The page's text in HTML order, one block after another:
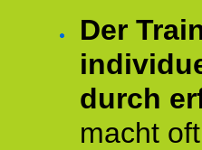
Der
durch
macht